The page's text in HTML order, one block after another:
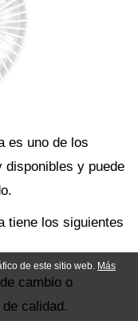
es uno de los
disponibles y puede
tiene los siguientes
cambio o
calidad.
de este sitio web. Más